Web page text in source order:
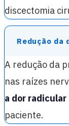
discectomia
Redução da
A redução da
nas raízes
a dor radicular
paciente.